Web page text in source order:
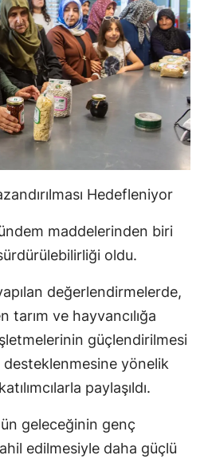
Hedefleniyor
maddelerinden biri
oldu.
değerlendirmelerde,
tarım ve hayvancılığa
güçlendirilmesi
desteklenmesine yönelik
paylaşıldı.
geleceğinin genç
edilmesiyle daha güçlü